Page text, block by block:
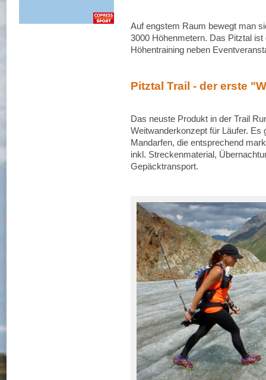
Auf engstem Raum bewegt man
3000 Höhenmetern. Das Pitztal
Höhentraining neben
Pitztal Trail - der erste
Das neuste Produkt in der Trail
Weitwanderkonzept für Läufer.
Mandarfen, die entsprechend
inkl. Streckenmaterial,
Gepäcktransport.